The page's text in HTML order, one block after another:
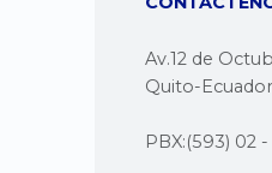
Av.12 de
Quito-Ecuador
PBX:(593) 02